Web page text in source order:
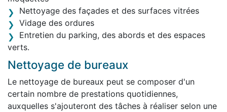
Nettoyage des façades et des surfaces vitrées
Vidage des ordures
Entretien du parking, des abords et des espaces
verts.
Nettoyage de bureaux
Le nettoyage de bureaux peut se composer d'un
certain nombre de prestations quotidiennes,
auxquelles s'ajouteront des tâches à réaliser selon une